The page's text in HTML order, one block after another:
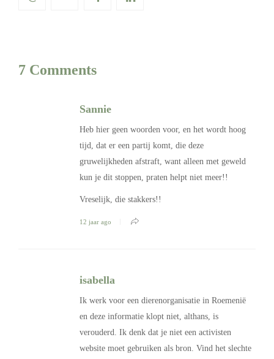
7 Comments
Sannie
Heb hier geen woorden voor, en het wordt hoog
tijd, dat er een partij komt, die deze
gruwelijkheden afstraft, want alleen met geweld
kun je dit stoppen, praten helpt niet meer!!
Vreselijk, die stakkers!!
12 jaar ago
isabella
Ik werk voor een dierenorganisatie in Roemenië
en deze informatie klopt niet, althans, is
verouderd. Ik denk dat je niet een activisten
website moet gebruiken als bron. Vind het slechte